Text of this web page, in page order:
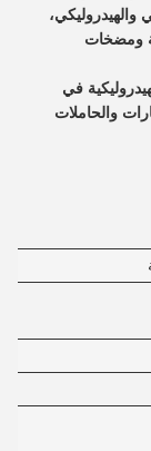
والهيدروليكي،
ومضخات
في
والحاملات